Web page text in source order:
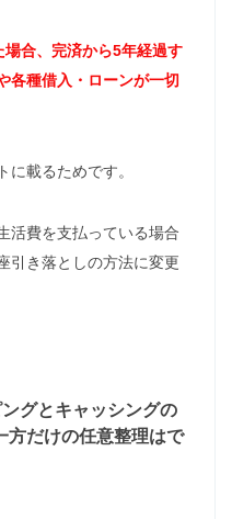
場合、完済から5年経過す
各種借入・ローンが一切
に載るためです。
活費を支払っている場合
引き落としの方法に変更
グとキャッシングの
方だけの任意整理はで